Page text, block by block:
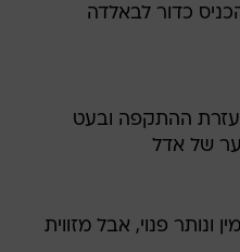
כדור לבאלדה
ההתקפה ובעט
ונותר פנוי, אבל מזווית